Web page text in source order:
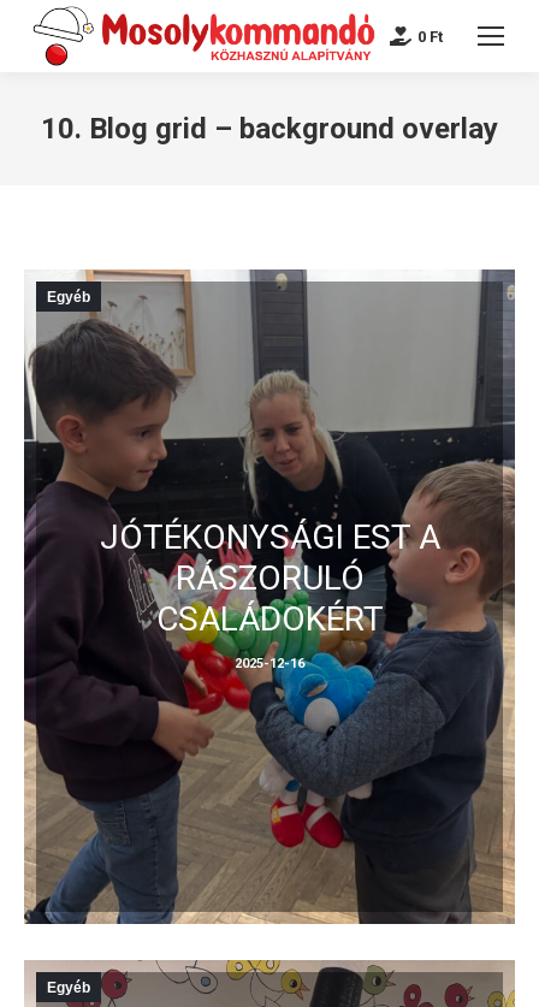
0 Ft
10. Blog grid – background overlay
Egyéb
JÓTÉKONYSÁGI EST A
RÁSZORULÓ
CSALÁDOKÉRT
2025-12-16
Egyéb